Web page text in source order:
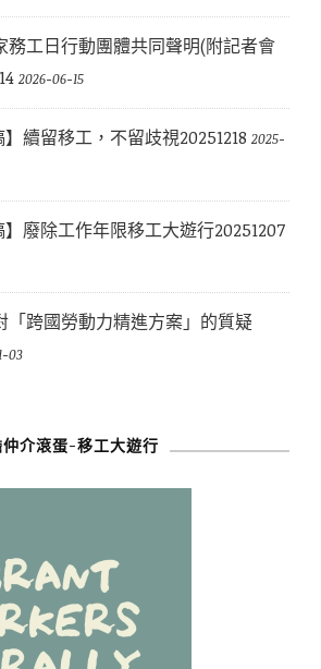
務工日行動團體共同聲明(附記者會
2026-06-15
】續留移工，不留歧視20251218 2025-
】廢除工作年限移工大遊行20251207
「跨國勞動力精進方案」的質疑
03
介滾蛋-移工大遊行